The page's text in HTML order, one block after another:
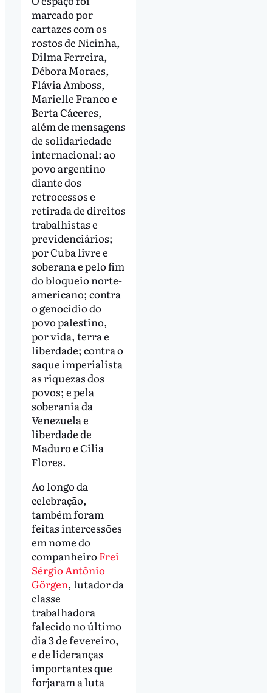
marcado por
cartazes com os
rostos de Nicinha,
Dilma Ferreira,
Débora Moraes,
Flávia Amboss,
Marielle Franco e
Berta Cáceres,
além de mensagens
de solidariedade
internacional: ao
povo argentino
diante dos
retrocessos e
retirada de direitos
trabalhistas e
previdenciários;
por Cuba livre e
soberana e pelo fim
do bloqueio norte-
americano; contra
o genocídio do
povo palestino,
por vida, terra e
liberdade; contra o
saque imperialista
as riquezas dos
povos; e pela
soberania da
Venezuela e
liberdade de
Maduro e Cilia
Flores.
Ao longo da
celebração,
também foram
feitas intercessões
em nome do
companheiro Frei
Sérgio Antônio
Görgen, lutador da
classe
trabalhadora
falecido no último
dia 3 de fevereiro,
e de lideranças
importantes que
forjaram a luta